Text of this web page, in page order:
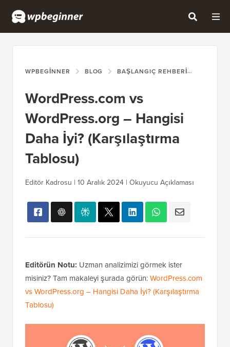
WPBEGINNER BLOG BAŞLANGIÇ REHBERI
WordPress.com vs
WordPress.org – Hangisi
Daha İyi? (Karşılaştırma
Tablosu)
Editör Kadrosu | 10 Aralık 2024 | Okuyucu Açıklaması
Editörün Notu: Uzman analizimizi görmek ister
misiniz? Tam makaleyi şurada görün:WordPress.com
vs WordPress.org – Hangisi Daha İyi? (Karşılaştırma
Tablosu)